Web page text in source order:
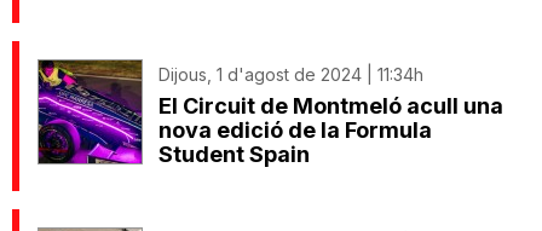
Dijous, 1 d'agost de 2024 | 11:34h
El Circuit de Montmeló acull una
nova edició de la Formula
Student Spain